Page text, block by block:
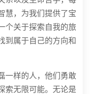
慧，为我们提供了宝
个关于探索自我的旅
到属于自己的方向和
一样的人，他们勇敢
索无限可能。无论是